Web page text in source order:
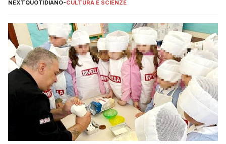
l’obiettivo di primo livello
NEXTQUOTIDIANO-CULTURA E SCIENZE